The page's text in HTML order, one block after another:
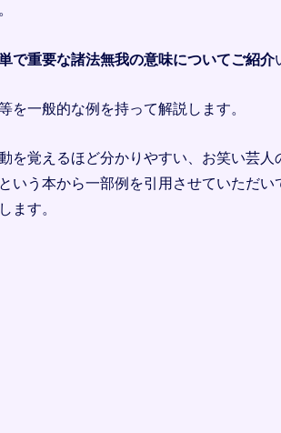
で重要な諸法無我の意味についてご紹介
を一般的な例を持って解説します。
を覚えるほど分かりやすい、お笑い芸
いう本から一部例を引用させていただ
ます。